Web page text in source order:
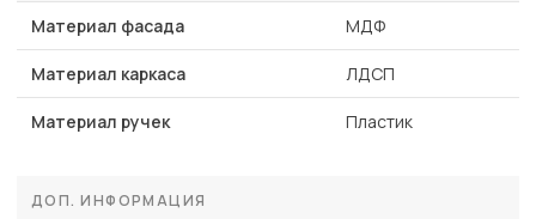
Материал фасада МДФ
Материал каркаса ЛДСП
Материал ручек Пластик
ДОП. ИНФОРМАЦИЯ